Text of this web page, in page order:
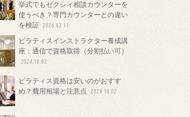
挙式でもゼクシィ相談カウンターを
使うべき？専門カウンターとの違い
を検証 2026.02.11
ピラティスインストラクター養成講
座：通信で資格取得（分割払い可）
2024.10.02
ピラティス資格は安いのがおすす
め？費用相場と注意点
2024.10.02